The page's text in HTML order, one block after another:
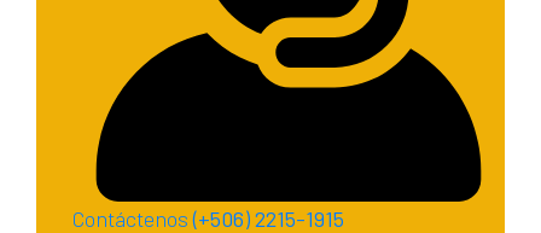
Contáctenos (+506) 2215-1915